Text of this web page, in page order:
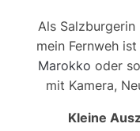
Als
mein Fernweh
Marokko oder
mit Kamera,
Kleine